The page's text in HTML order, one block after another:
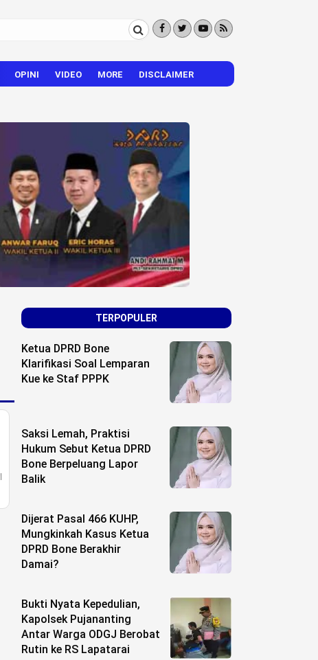
OPINI VIDEO MORE DISCLAIMER
TERPOPULER
Ketua DPRD Bone
Klarifikasi Soal Lemparan
Kue ke Staf PPPK
Saksi Lemah, Praktisi
Hukum Sebut Ketua DPRD
Bone Berpeluang Lapor
Balik
Dijerat Pasal 466 KUHP,
Mungkinkah Kasus Ketua
DPRD Bone Berakhir
Damai?
Bukti Nyata Kepedulian,
Kapolsek Pujananting
Antar Warga ODGJ Berobat
Rutin ke RS Lapatarai